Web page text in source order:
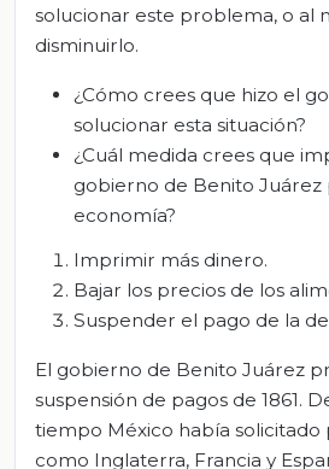
solucionar este problema, o al
disminuirlo.
¿Cómo crees que hizo el
solucionar esta situación?
¿Cuál medida crees que
gobierno de Benito Juárez
economía?
Imprimir más dinero.
Bajar los precios de los
Suspender el pago de la
El gobierno de Benito Juárez
suspensión de pagos de 1861.
tiempo México había solicitado
como Inglaterra, Francia y